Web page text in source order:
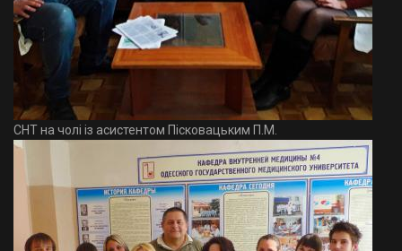
СНТ на чолі із асистентом Пісковацьким П.М.